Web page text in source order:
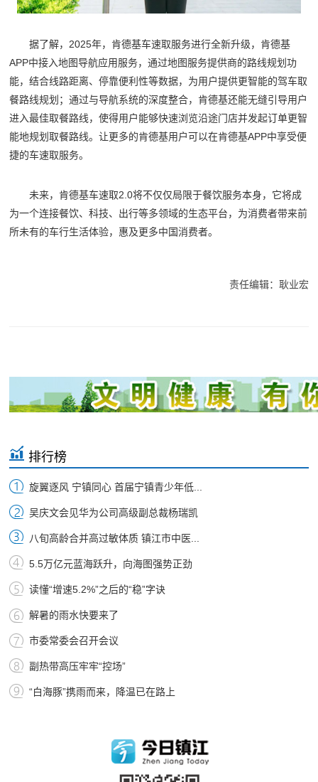
据了解，2025年，肯德基车速取服务进行全新升级，肯德基
APP中接入地图导航应用服务，通过地图服务提供商的路线规划功
能，结合线路距离、停靠便利性等数据，为用户提供更智能的驾车取
餐路线规划；通过与导航系统的深度整合，肯德基还能无缝引导用户
进入最佳取餐路线，使得用户能够快速浏览沿途门店并发起订单更智
能地规划取餐路线。让更多的肯德基用户可以在肯德基APP中享受便
捷的车速取服务。
未来，肯德基车速取2.0将不仅仅局限于餐饮服务本身，它将成
为一个连接餐饮、科技、出行等多领域的生态平台，为消费者带来前
所未有的车行生活体验，惠及更多中国消费者。
责任编辑：耿业宏
排行榜
旋翼逐风 宁镇同心 首届宁镇青少年低...
吴庆文会见华为公司高级副总裁杨瑞凯
八旬高龄合并高过敏体质 镇江市中医...
5.5万亿元蓝海跃升，向海图强势正劲
读懂“增速5.2%”之后的“稳”字诀
解暑的雨水快要来了
市委常委会召开会议
副热带高压牢牢“控场”
“白海豚”携雨而来，降温已在路上